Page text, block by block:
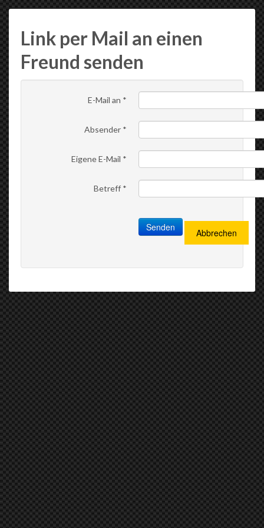
Link per Mail an einen
Freund senden
E-Mail an *
Absender *
Eigene E-Mail *
Betreff *
Senden Abbrechen